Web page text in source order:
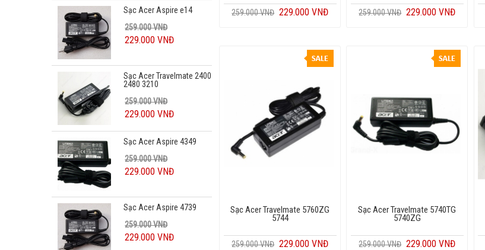
259.000 VNĐ
2480 3210
259.000 VNĐ
259.000 VNĐ
259.000 VNĐ
259.000 VNĐ 229.000 VNĐ 259.000 VNĐ 229.000 VNĐ
Sạc Acer Travelmate 5760ZG
5744
259.000 VNĐ 229.000 VNĐ
Sạc Acer Travelmate 5740TG
5740ZG
259.000 VNĐ 229.000 VNĐ